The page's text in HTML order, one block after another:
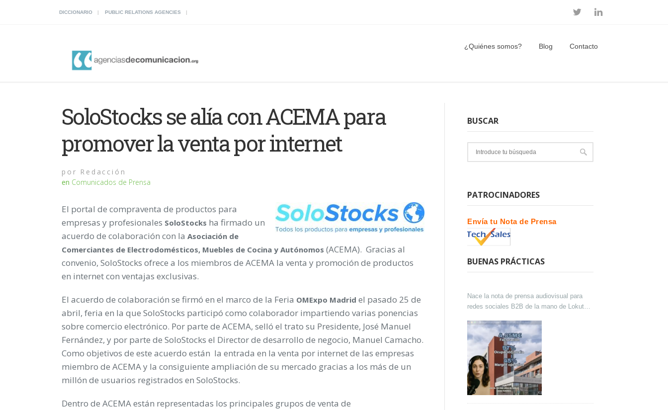
DICCIONARIO PUBLIC RELATIONS AGENCIES
¿Quiénes somos? Blog Contacto
SoloStocks se alía con ACEMA para
promover la venta por internet
por Redacción
en Comunicados de Prensa
El portal de compraventa de productos para
empresas y profesionales SoloStocks ha firmado un
acuerdo de colaboración con la Asociación de
Comerciantes de Electrodomésticos, Muebles de Cocina y Autónomos (ACEMA). Gracias al
convenio, SoloStocks ofrece a los miembros de ACEMA la venta y promoción de productos
en internet con ventajas exclusivas.
El acuerdo de colaboración se firmó en el marco de la Feria OMExpo Madrid el pasado 25 de
abril, feria en la que SoloStocks participó como colaborador impartiendo varias ponencias
sobre comercio electrónico. Por parte de ACEMA, selló el trato su Presidente, José Manuel
Fernández, y por parte de SoloStocks el Director de desarrollo de negocio, Manuel Camacho.
Como objetivos de este acuerdo están la entrada en la venta por internet de las empresas
miembro de ACEMA y la consiguiente ampliación de su mercado gracias a los más de un
millón de usuarios registrados en SoloStocks.
Dentro de ACEMA están representadas los principales grupos de venta de
BUSCAR
PATROCINADORES
Envía tu Nota de Prensa
BUENAS PRÁCTICAS
Nace la nota de prensa audiovisual para
redes sociales B2B de la mano de Lokutor